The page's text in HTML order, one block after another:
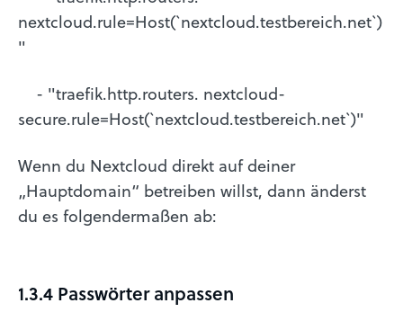
nextcloud.rule=Host(`nextcloud.testbereich.net`)
"
- "traefik.http.routers. nextcloud-
secure.rule=Host(`nextcloud.testbereich.net`)"
Wenn du Nextcloud direkt auf deiner
„Hauptdomain“ betreiben willst, dann änderst
du es folgendermaßen ab:
1.3.4 Passwörter anpassen